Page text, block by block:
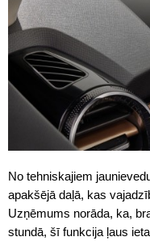
No tehniskajiem
apakšējā daļā, kas
Uzņēmums norāda, ka,
stundā, šī funkcija ļaus